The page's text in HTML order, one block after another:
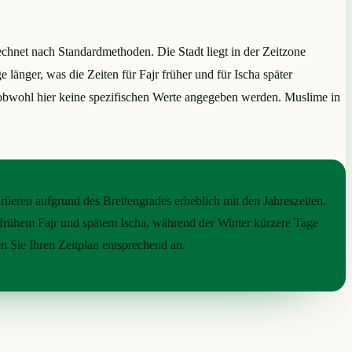
nach Standardmethoden. Die Stadt liegt in der Zeitzone
länger, was die Zeiten für Fajr früher und für Ischa später
hier keine spezifischen Werte angegeben werden. Muslime in
aufgrund des Breitengrades erheblich mit den Jahreszeiten.
Fajr und spätem Ischa, während der Winter kürzere Tage
Sie Ihren Zeitplan entsprechend an.